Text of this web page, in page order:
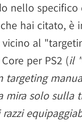
nello
hai citato, è
al
per PS2 (il
targeting
mira solo sulla